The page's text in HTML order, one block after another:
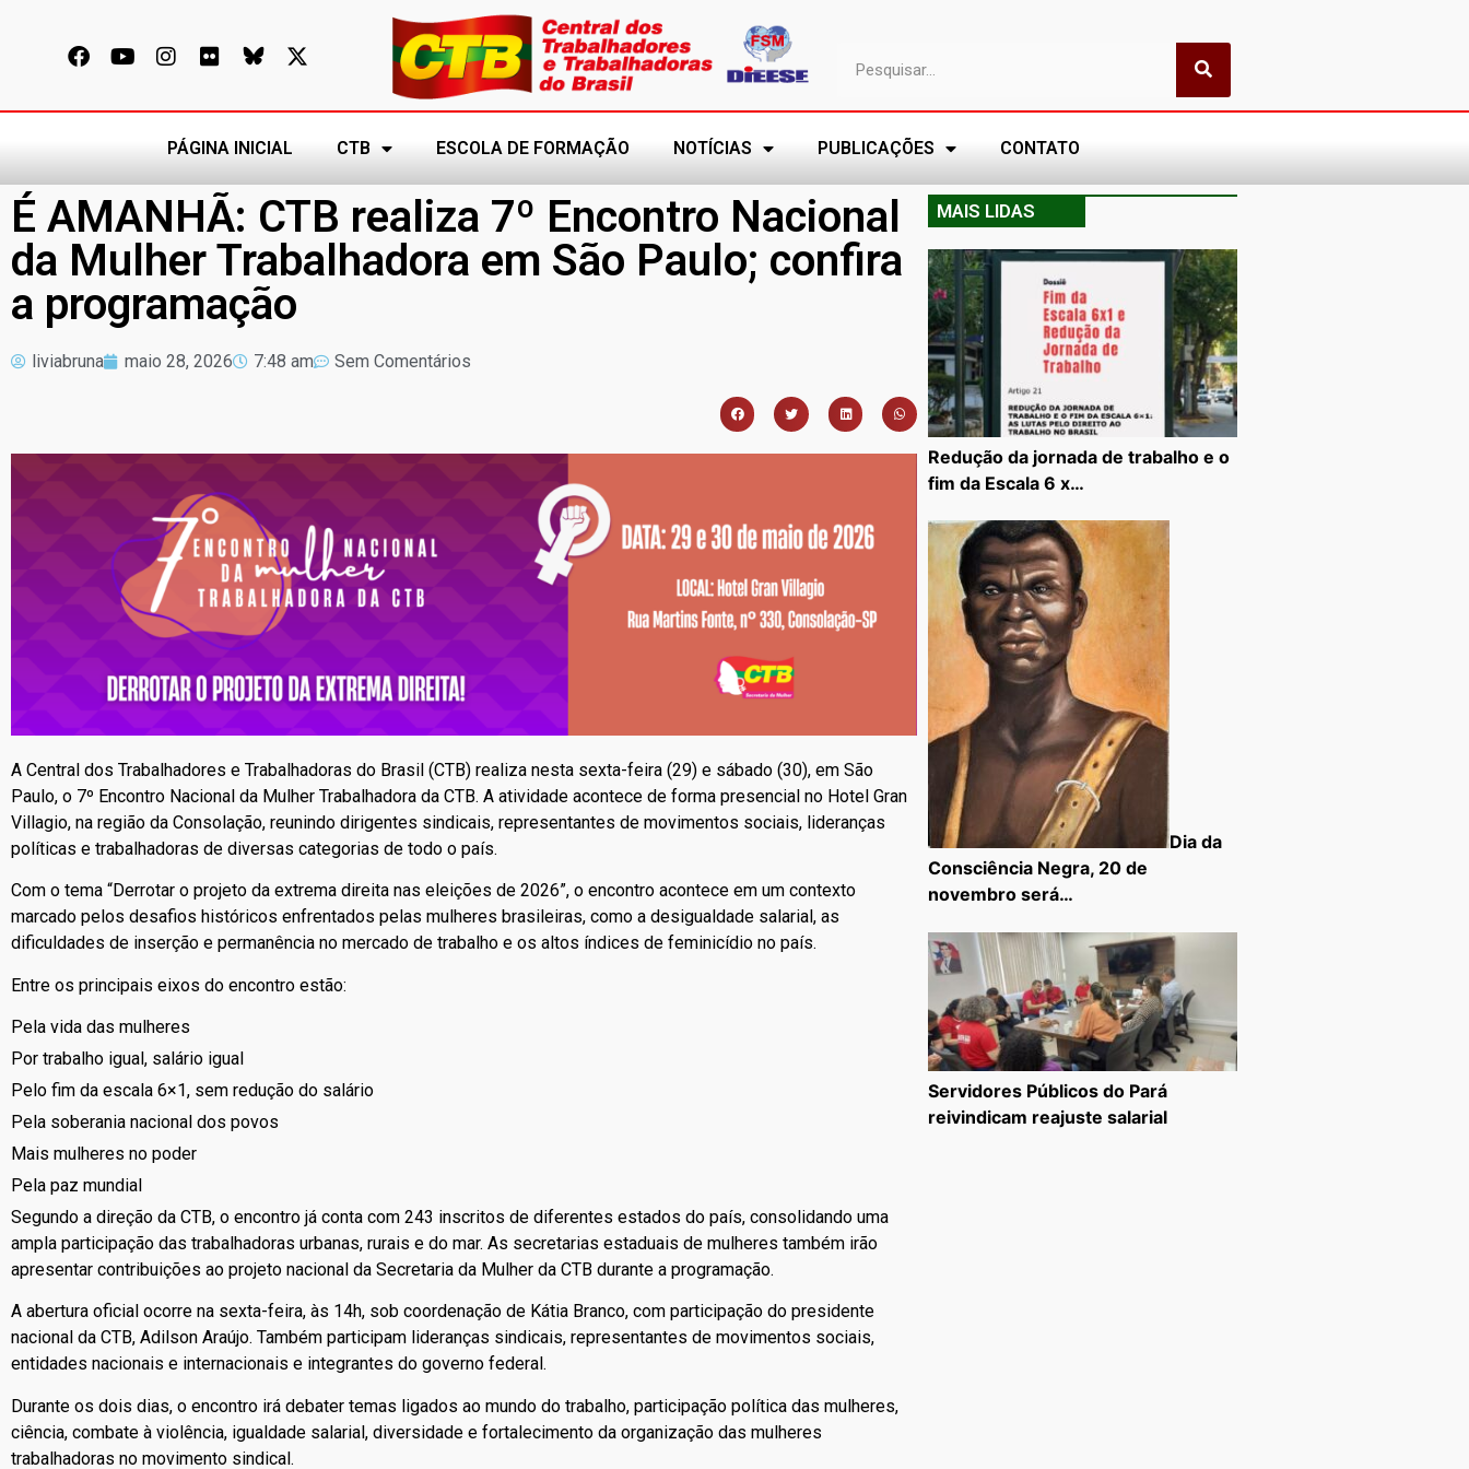
PÁGINA INICIAL CTB ESCOLA DE FORMAÇÃO NOTÍCIAS PUBLICAÇÕES CONTATO
É AMANHÃ: CTB realiza 7º Encontro Nacional
da Mulher Trabalhadora em São Paulo; confira
a programação
liviabruna maio 28, 2026 7:48 am Sem Comentários
A Central dos Trabalhadores e Trabalhadoras do Brasil (CTB) realiza nesta sexta-feira (29) e sábado (30), em São
Paulo, o 7º Encontro Nacional da Mulher Trabalhadora da CTB. A atividade acontece de forma presencial no Hotel Gran
Villagio, na região da Consolação, reunindo dirigentes sindicais, representantes de movimentos sociais, lideranças
políticas e trabalhadoras de diversas categorias de todo o país.
Com o tema “Derrotar o projeto da extrema direita nas eleições de 2026”, o encontro acontece em um contexto
marcado pelos desafios históricos enfrentados pelas mulheres brasileiras, como a desigualdade salarial, as
dificuldades de inserção e permanência no mercado de trabalho e os altos índices de feminicídio no país.
Entre os principais eixos do encontro estão:
Pela vida das mulheres
Por trabalho igual, salário igual
Pelo fim da escala 6×1, sem redução do salário
Pela soberania nacional dos povos
Mais mulheres no poder
Pela paz mundial
Segundo a direção da CTB, o encontro já conta com 243 inscritos de diferentes estados do país, consolidando uma
ampla participação das trabalhadoras urbanas, rurais e do mar. As secretarias estaduais de mulheres também irão
apresentar contribuições ao projeto nacional da Secretaria da Mulher da CTB durante a programação.
A abertura oficial ocorre na sexta-feira, às 14h, sob coordenação de Kátia Branco, com participação do presidente
nacional da CTB, Adilson Araújo. Também participam lideranças sindicais, representantes de movimentos sociais,
entidades nacionais e internacionais e integrantes do governo federal.
Durante os dois dias, o encontro irá debater temas ligados ao mundo do trabalho, participação política das mulheres,
ciência, combate à violência, igualdade salarial, diversidade e fortalecimento da organização das mulheres
trabalhadoras no movimento sindical.
MAIS LIDAS
Redução da jornada de trabalho e o
fim da Escala 6 x…
Dia da
Consciência Negra, 20 de
novembro será…
Servidores Públicos do Pará
reivindicam reajuste salarial